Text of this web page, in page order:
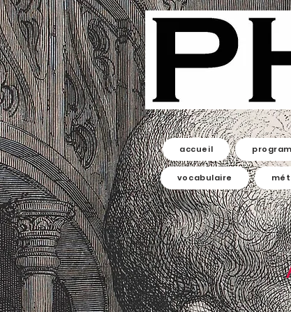
accueil
vocabulaire